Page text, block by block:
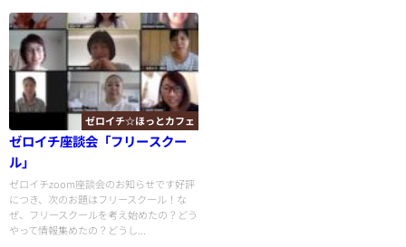
ゼロイチ☆ほっとカフェ
ゼロイチ座談会「フリースクー
ル」
ゼロイチzoom座談会のお知らせです好評
につき、次のお題はフリースクール！な
ぜ、フリースクールを考え始めたの？どう
やって情報集めたの？どうし...